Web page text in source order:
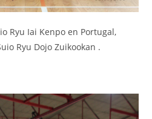
Ryu Iai Kenpo en Portugal,
Ryu Dojo Zuikookan .